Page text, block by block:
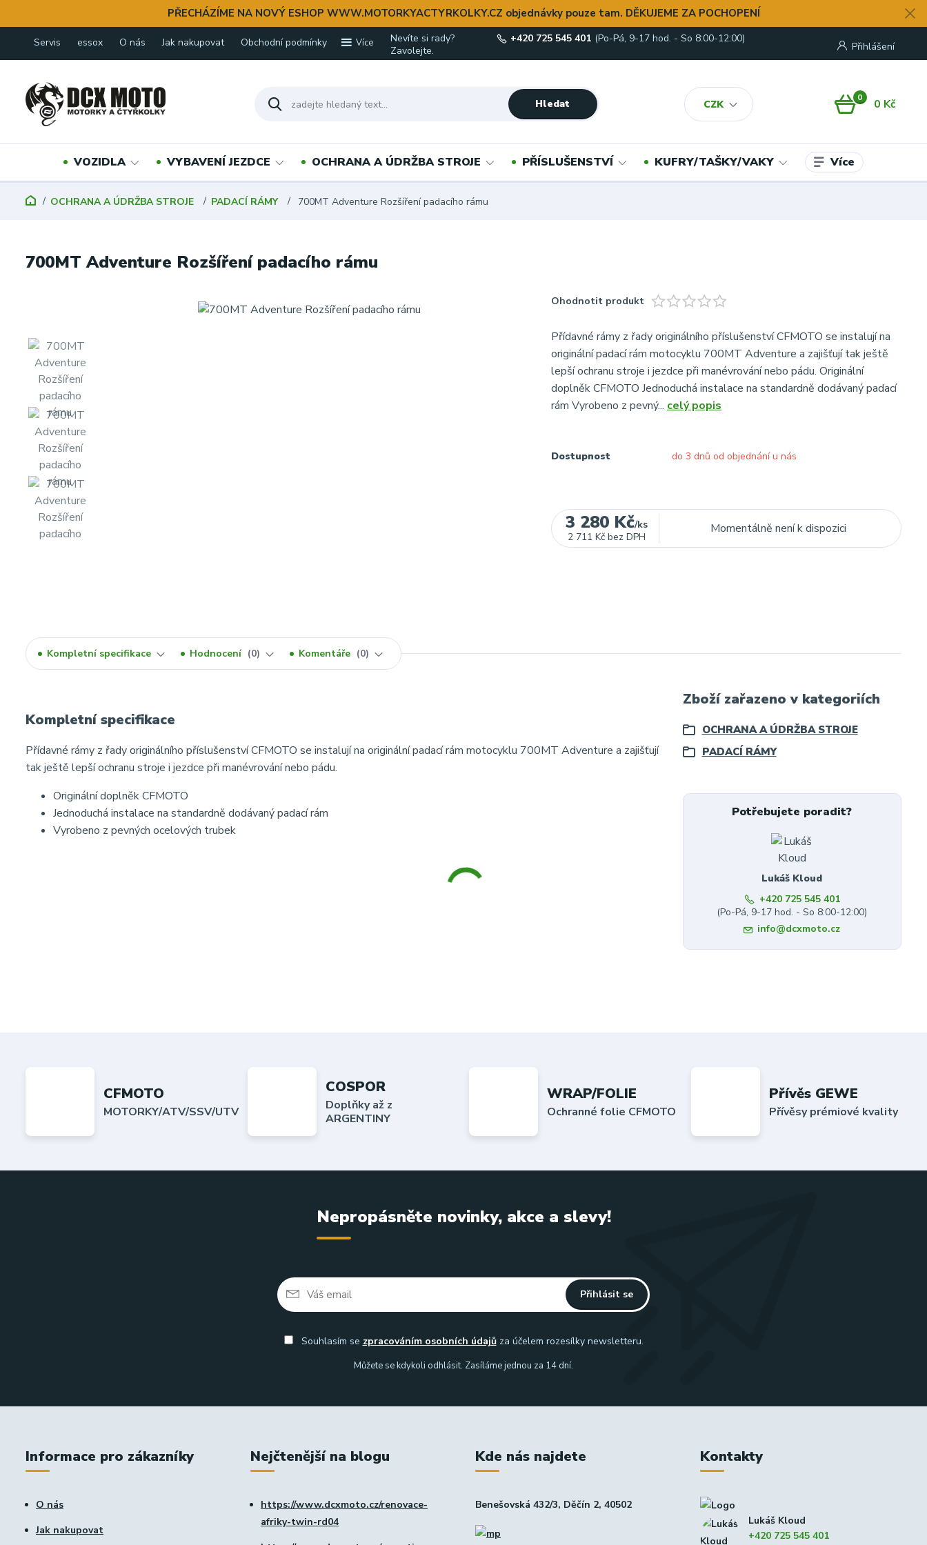
PŘECHÁZÍME NA NOVÝ ESHOP WWW.MOTORKYACTYRKOLKY.CZ objednávky pouze tam. DĚKUJEME ZA POCHOPENÍ
Servis essox O nás Jak nakupovat Obchodní podmínky Více
CZK
Přihlášení
Hledat
Nevíte si rady?
Zavolejte.
+420 725 545 401 (Po-Pá, 9-17 hod. - So 8:00-12:00)
0 0 Kč
VOZIDLA VYBAVENÍ JEZDCE OCHRANA A ÚDRŽBA STROJE PŘÍSLUŠENSTVÍ KUFRY/TAŠKY/VAKY Více
OCHRANA A ÚDRŽBA STROJE PADACÍ RÁMY 700MT Adventure Rozšíření padacího rámu
700MT Adventure Rozšíření padacího rámu
Ohodnotit produkt
Přídavné rámy z řady originálního příslušenství CFMOTO se instalují na
originální padací rám motocyklu 700MT Adventure a zajišťují tak ještě
lepší ochranu stroje i jezdce při manévrování nebo pádu. Originální
doplněk CFMOTO Jednoduchá instalace na standardně dodávaný padací
rám Vyrobeno z pevný... celý popis
Dostupnost do 3 dnů od objednání u nás
3 280 Kč/ks
2 711 Kč bez DPH
Momentálně není k dispozici
Kompletní specifikace Hodnocení 0 Komentáře 0
Kompletní specifikace
Přídavné rámy z řady originálního příslušenství CFMOTO se instalují na originální padací rám motocyklu 700MT Adventure a zajišťují
tak ještě lepší ochranu stroje i jezdce při manévrování nebo pádu.
Originální doplněk CFMOTO
Jednoduchá instalace na standardně dodávaný padací rám
Vyrobeno z pevných ocelových trubek
Zboží zařazeno v kategoriích
OCHRANA A ÚDRŽBA STROJE
PADACÍ RÁMY
Potřebujete poradit?
Lukáš Kloud
+420 725 545 401
(Po-Pá, 9-17 hod. - So 8:00-12:00)
info@dcxmoto.cz
CFMOTO
MOTORKY/ATV/SSV/UTV
COSPOR
Doplňky až z
ARGENTINY
WRAP/FOLIE
Ochranné folie CFMOTO
Přívěs GEWE
Přívěsy prémiové kvality
Nepropásněte novinky, akce a slevy!
Přihlásit se
Souhlasím se zpracováním osobních údajůza účelem rozesílky newsletteru.
Můžete se kdykoli odhlásit. Zasíláme jednou za 14 dní.
Informace pro zákazníky
O nás
Jak nakupovat
Nejčtenější na blogu
https://www.dcxmoto.cz/renovace-
afriky-twin-rd04
Kde nás najdete
Benešovská 432/3, Děčín 2, 40502
Kontakty
Lukáš Kloud
+420 725 545 401